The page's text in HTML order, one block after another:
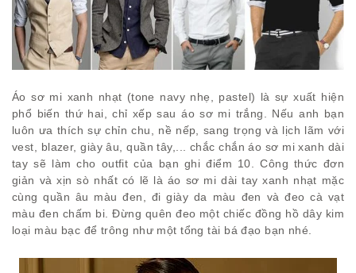
Áo sơ mi xanh nhạt (tone navy nhẹ, pastel) là sự xuất hiện
phổ biến thứ hai, chỉ xếp sau áo sơ mi trắng. Nếu anh bạn
luôn ưa thích sự chỉn chu, nề nếp, sang trọng và lịch lãm với
vest, blazer, giày âu, quần tây,... chắc chắn áo sơ mi xanh dài
tay sẽ làm cho outfit của bạn ghi điểm 10. Công thức đơn
giản và xịn sò nhất có lẽ là áo sơ mi dài tay xanh nhạt mặc
cùng quần âu màu đen, đi giày da màu đen và đeo cà vạt
màu đen chấm bi. Đừng quên đeo một chiếc đồng hồ dây kim
loại màu bạc để trông như một tổng tài bá đạo bạn nhé.